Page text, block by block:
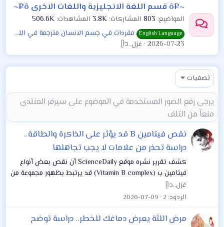
~¤ô قسم اللغة الانجليزية واللغات الاخرى ô¤~
المواضيع 803 المشاركات 3.8K المشاهدات 506.6K
English Language مفردات في جسم الانسان مترجمة في اللغة الانجليزية
2026-07-23 غزل..ᥫ᭡
تصفيات
نقص فيتامين B قد يؤثر على الذاكرة والطاقة..
دراسة تحذر من علامات لا يجب تجاهلها
كشف تقرير نشره موقع ScienceDaily أن نقص بعض أنواع
فيتامين ب (Vitamin B complex) قد يرتبط بظهور مجموعة من
الأعراض الصحية التي تشمل ضعف الذاكرة، انخفاض الطاقة،
واضطرابات في الجهاز العصبي، خاصة إذا...
غزل..ᥫ᭡
الردود 2
2026-07-09
مرض اللثة يعرض دماغك للخطر.. دراسة توضح